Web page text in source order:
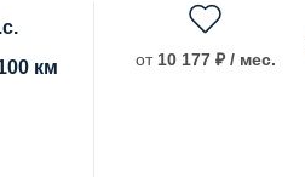
км от 10 177 ₽ / мес.